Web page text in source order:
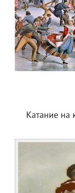
Катание на